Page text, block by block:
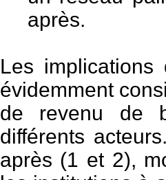
après.
Les
évidemment
de revenu de
différents
après (1 et 2),